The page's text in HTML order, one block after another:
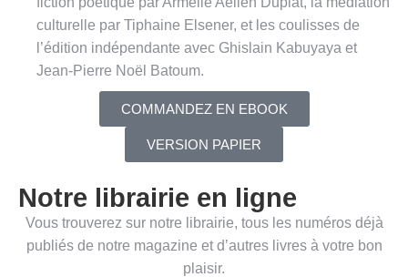
culturelle par Tiphaine Elsener, et les coulisses de
l’édition indépendante avec Ghislain Kabuyaya et
Jean-Pierre Noël Batoum.
COMMANDEZ EN EBOOK
VERSION PAPIER
Notre librairie en ligne
Vous trouverez sur notre librairie, tous les numéros déjà
publiés de notre magazine et d’autres livres à votre bon
plaisir.